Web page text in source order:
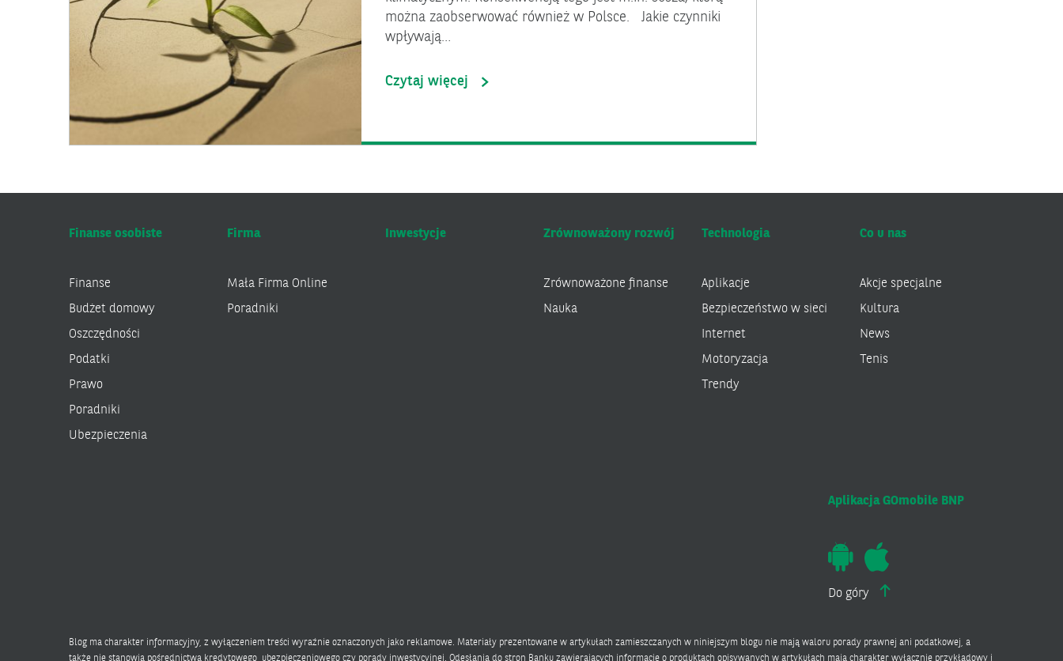
można zaobserwować również w Polsce. Jakie czynniki
wpływają…
Czytaj więcej
Finanse osobiste
Finanse
Budżet domowy
Oszczędności
Podatki
Prawo
Poradniki
Ubezpieczenia
Firma
Mała Firma Online
Poradniki
Inwestycje Zrównoważony rozwój
Zrównoważone finanse
Nauka
Technologia
Aplikacje
Bezpieczeństwo w sieci
Internet
Motoryzacja
Trendy
Co u nas
Akcje specjalne
Kultura
News
Tenis
Aplikacja GOmobile BNP
Do góry
Blog ma charakter informacyjny, z wyłączeniem treści wyraźnie oznaczonych jako reklamowe. Materiały prezentowane w artykułach zamieszczanych w niniejszym blogu nie mają waloru porady prawnej ani podatkowej, a
także nie stanowią pośrednictwa kredytowego, ubezpieczeniowego czy porady inwestycyjnej. Odesłania do stron Banku zawierających informacje o produktach opisywanych w artykułach mają charakter wyłącznie przykładowy i